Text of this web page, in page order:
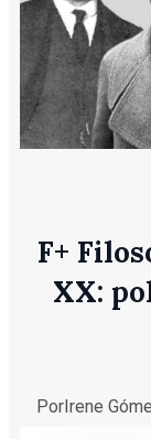
F+
XX:
PorIrene